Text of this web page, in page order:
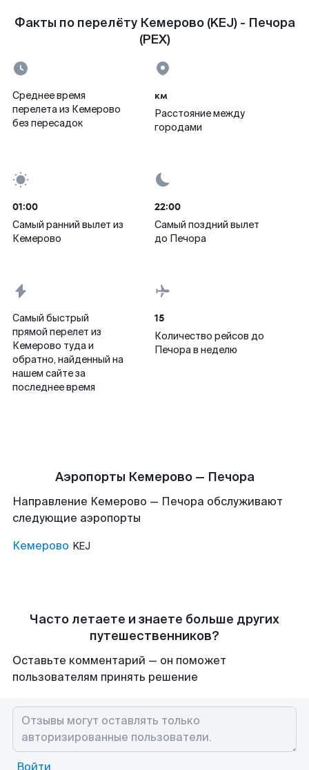
Факты по перелёту Кемерово (KEJ) - Печора
(PEX)
Среднее время
перелета из Кемерово
без пересадок
км
Расстояние между
городами
01:00
Самый ранний вылет из
Кемерово
22:00
Самый поздний вылет
до Печора
Самый быстрый
прямой перелет из
Кемерово туда и
обратно, найденный на
нашем сайте за
последнее время
15
Количество рейсов до
Печора в неделю
Аэропорты Кемерово — Печора
Направление Кемерово — Печора обслуживают
следующие аэропорты
Кемерово KEJ
Часто летаете и знаете больше других
путешественников?
Оставьте комментарий — он поможет
пользователям принять решение
Войти